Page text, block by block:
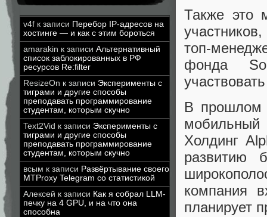
v4f к записи Перебор IP-адресов на
хостинге — и как с этим бороться
amarakin к записи Альтернативный
список заблокированных в РФ
ресурсов Re:filter
ResizeOn к записи Эксперименты с
тиграми и другие способы
преподавать программирование
студентам, которым скучно
Text2Vid к записи Эксперименты с
тиграми и другие способы
преподавать программирование
студентам, которым скучно
всым к записи Развёртывание своего
MTProxy Telegram со статистикой
Алексей к записи Как я собрал LLM-
печку на 4 GPU, и на что она
способна
Также это
топ-
фонда
В прошлом
Холдинг
развитию
компания
планирует